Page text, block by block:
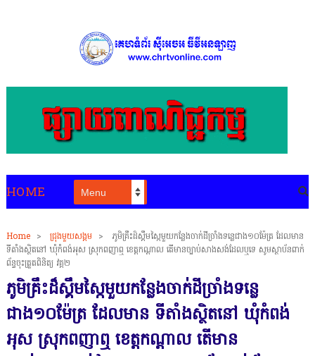
HOME
Home > ជ្រុងមួយសង្គម >
ភូមិគ្រឹះដ៏ស្គឹមស្កៃមួយកន្លែងចាក់ដីច្រាំងទន្លេជាង១០ម៉ែត្រ ដែលមាន
ទីតាំងស្ថិតនៅ ឃុំកំពង់អុស ស្រុកពញាឮ ខេត្តកណ្ដាល តើមានច្បាប់សាងសង់ដែលឬទេ សូមស្ថាប័នពាក់
ព័ន្ធចុះត្រួតពិនិត្យ វគ្គ២
ភូមិគ្រឹះដ៏ស្គឹមស្កៃមួយកន្លែងចាក់ដីច្រាំងទន្លេ
ជាង១០ម៉ែត្រ ដែលមាន ទីតាំងស្ថិតនៅ ឃុំកំពង់
អុស ស្រុកពញាឮ ខេត្តកណ្ដាល តើមាន